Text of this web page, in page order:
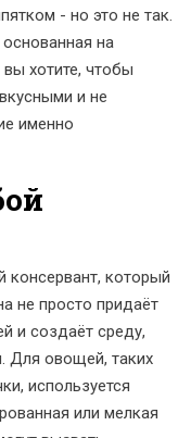
- но это не так.
на
хотите, чтобы
и не
именно
который
не просто придаёт
и создаёт среду,
Для овощей, таких
используется
или мелкая